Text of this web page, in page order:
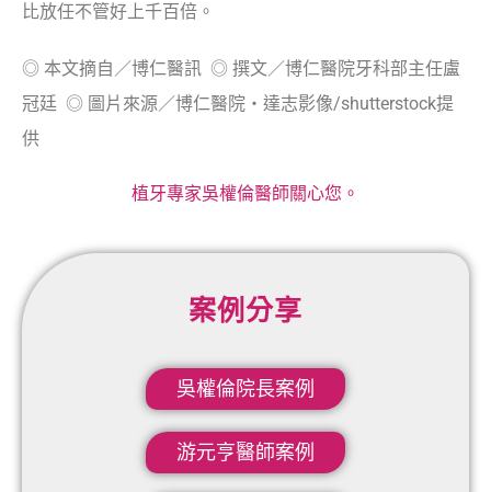
案例分享
吳權倫院長案例​
游元亨醫師案例
比放任不管好上千百倍。
◎ 本文摘自／博仁醫訊 ◎ 撰文／博仁醫院牙科部主任盧
冠廷 ◎ 圖片來源／博仁醫院‧達志影像/shutterstock提
供
植牙專家吳權倫醫師關心您。